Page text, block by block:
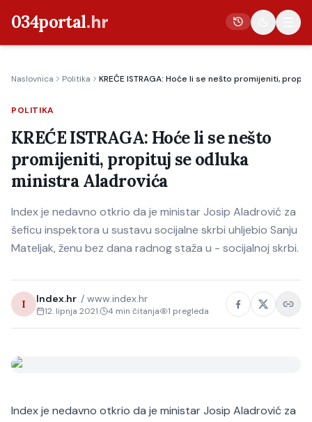
034portal.hr
Crna kronika
Poljoprivreda
Politika
Gospodarstvo
Život
Naslovnica Politika KREĆE ISTRAGA: Hoće li se nešto promijeniti,
POLITIKA
KREĆE ISTRAGA: Hoće li se nešto
promijeniti, propituj se odluka
ministra Aladrovića
Index je nedavno otkrio da je ministar Josip Aladrović za
šeficu inspektora u sustavu socijalne skrbi uhljebio Sanju
Mateljak, ženu bez dana radnog staža u - socijalnoj skrbi.
I Index.hr / www.index.hr
12. lipnja 2021. 4 min čitanja 1 pregleda
Index je nedavno otkrio da je ministar Josip Aladrović za